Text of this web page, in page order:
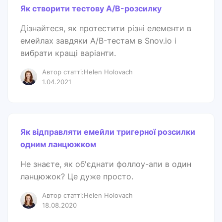
Як створити тестову A/B-розсилку
Дізнайтеся, як протестити різні елементи в
емейлах завдяки A/B-тестам в Snov.io і
вибрати кращі варіанти.
Автор статті:Helen Holovach
1.04.2021
Як відправляти емейли тригерної розсилки
одним ланцюжком
Не знаєте, як об'єднати фоллоу-апи в один
ланцюжок? Це дуже просто.
Автор статті:Helen Holovach
18.08.2020